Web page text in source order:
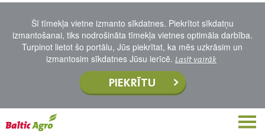
Šī tīmekļa vietne izmanto sīkdatnes. Piekrītot sīkdatņu
izmantošanai, tiks nodrošināta tīmekļa vietnes optimāla darbība.
Turpinot lietot šo portālu, Jūs piekrītat, ka mēs uzkrāsim un
izmantosim sīkdatnes Jūsu ierīcē. Lasīt vairāk
PIEKRĪTU